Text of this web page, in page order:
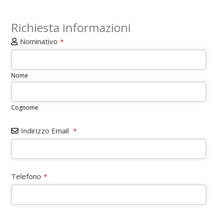
Richiesta informazioni
Nominativo *
Nome
Cognome
Business
Email *
Indirizzo Email *
Telefono *